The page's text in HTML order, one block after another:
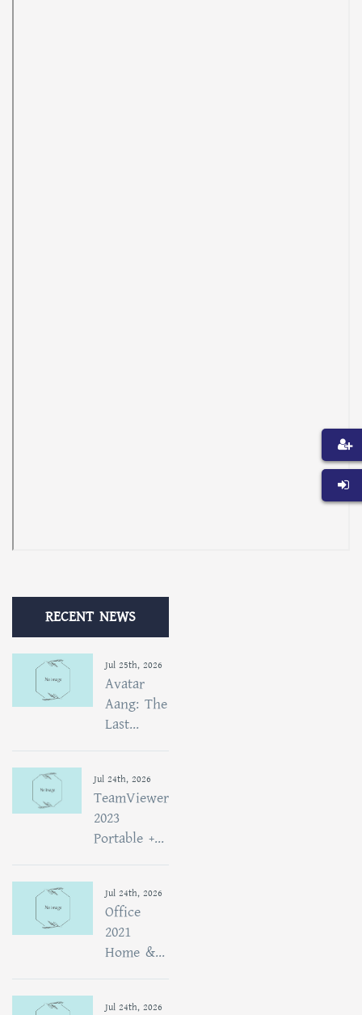
RECENT NEWS
Jul 25th, 2026
Avatar
Aang: The
Last...
Jul 24th, 2026
TeamViewer
2023
Portable +...
Jul 24th, 2026
Office
2021
Home &...
Jul 24th, 2026